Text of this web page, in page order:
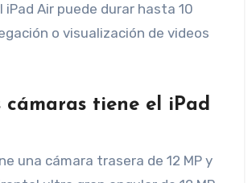
iPad Air puede durar hasta 10
o visualización de videos
cámaras tiene el iPad
una cámara trasera de 12 MP y